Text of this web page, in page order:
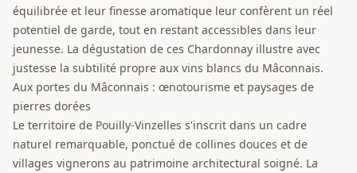
équilibrée et leur finesse aromatique leur confèrent un réel
potentiel de garde, tout en restant accessibles dans leur
jeunesse. La dégustation de ces Chardonnay illustre avec
justesse la subtilité propre aux vins blancs du Mâconnais.
Aux portes du Mâconnais : œnotourisme et paysages de
pierres dorées
Le territoire de Pouilly-Vinzelles s'inscrit dans un cadre
naturel remarquable, ponctué de collines douces et de
villages vignerons au patrimoine architectural soigné. La